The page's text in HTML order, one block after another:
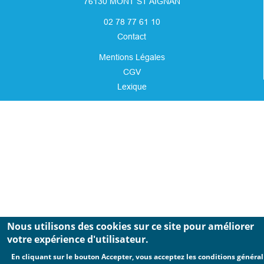
02 78 77 61 10
Contact
Mentions Légales
CGV
Lexique
Nous utilisons des cookies sur ce site pour améliorer
votre expérience d'utilisateur.
En cliquant sur le bouton Accepter, vous acceptez les conditions